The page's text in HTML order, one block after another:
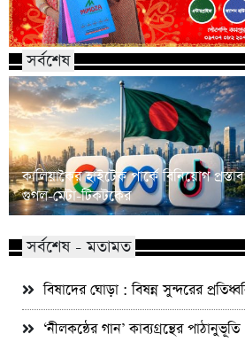
সর্বশেষ
কালিয়াকৈর হাইটেক পার্কে বিনিয়োগ প্রস্তাব
গুগল-মেটা-টিকটকের
সর্বশেষ - মতামত
বিষাদের ঘোড়া : বিষন্ন সুন্দরের
‘নীলকন্ঠের গান’ কাব্যগ্রন্থের